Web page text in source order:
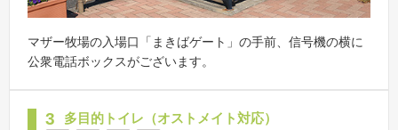
マザー牧場の入場口「まきばゲート」の手前、信号機の横に
公衆電話ボックスがございます。
3 多目的トイレ（オストメイト対応）